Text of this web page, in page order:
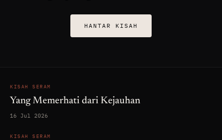
HANTAR KISAH
KISAH SERAM
Yang Memerhati dari Kejauhan
16 Jul 2026
KISAH SERAM